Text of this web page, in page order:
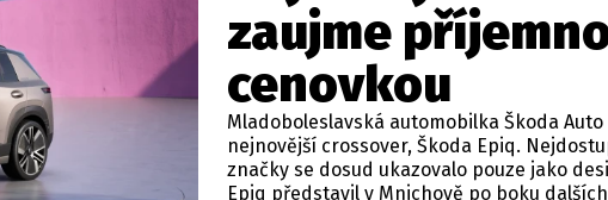
zaujme
cenovkou
Mladoboleslavská automobilka Škoda
nejnovější crossover, Škoda Epiq.
značky se dosud ukazovalo pouze jako
Epiq představil v Mnichově po boku